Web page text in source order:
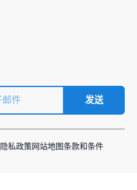
发送
隐私政策网站地图条款和条件